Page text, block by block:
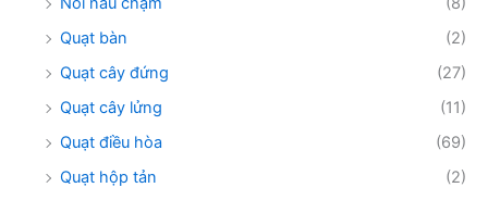
Quạt bàn
(2)
Quạt cây đứng
(27)
Quạt cây lửng
(11)
Quạt điều hòa
(69)
Quạt hộp tản
(2)